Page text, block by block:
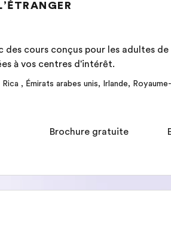
cours conçus pour les adultes de
à vos centres d'intérêt.
, Émirats arabes unis, Irlande,
Brochure gratuite